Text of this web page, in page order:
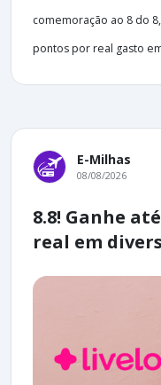
comemoração ao 8 do
pontos por real gasto
E-Milhas
08/08/2026
8.8! Ganhe
real em